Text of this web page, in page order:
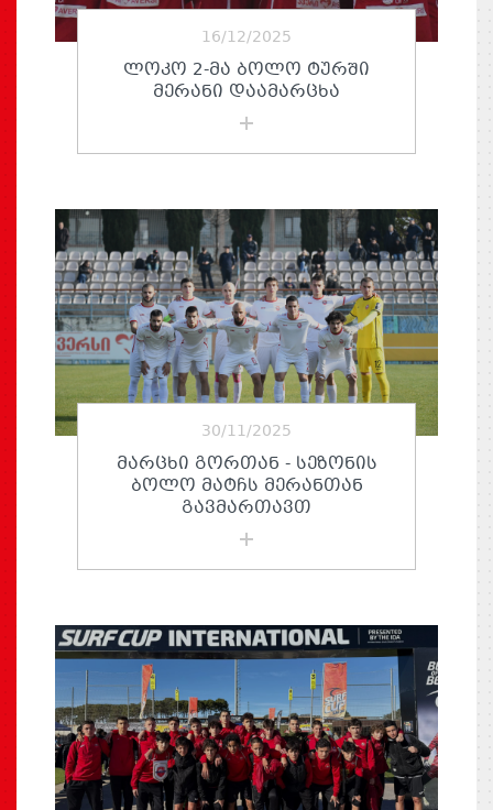
16/12/2025
ᲚᲝᲙᲝ 2-ᲛᲐ ᲑᲝᲚᲝ ᲢᲣᲠᲨᲘ
ᲛᲔᲠᲐᲜᲘ ᲓᲐᲐᲛᲐᲠᲪᲮᲐ
30/11/2025
ᲛᲐᲠᲪᲮᲘ ᲒᲝᲠᲗᲐᲜ - ᲡᲔᲖᲝᲜᲘᲡ
ᲑᲝᲚᲝ ᲛᲐᲢᲩᲡ ᲛᲔᲠᲐᲜᲗᲐᲜ
ᲒᲐᲕᲛᲐᲠᲗᲐᲕᲗ